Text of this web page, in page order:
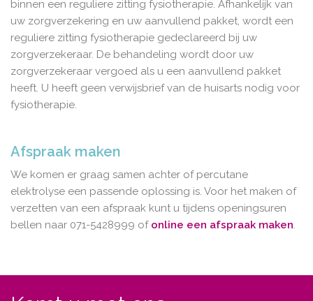
binnen een reguliere zitting fysiotherapie. Afhankelijk van
uw zorgverzekering en uw aanvullend pakket, wordt een
reguliere zitting fysiotherapie gedeclareerd bij uw
zorgverzekeraar. De behandeling wordt door uw
zorgverzekeraar vergoed als u een aanvullend pakket
heeft. U heeft geen verwijsbrief van de huisarts nodig voor
fysiotherapie.
Afspraak maken
We komen er graag samen achter of percutane
elektrolyse een passende oplossing is. Voor het maken of
verzetten van een afspraak kunt u tijdens openingsuren
bellen naar 071-5428999 of online een afspraak maken